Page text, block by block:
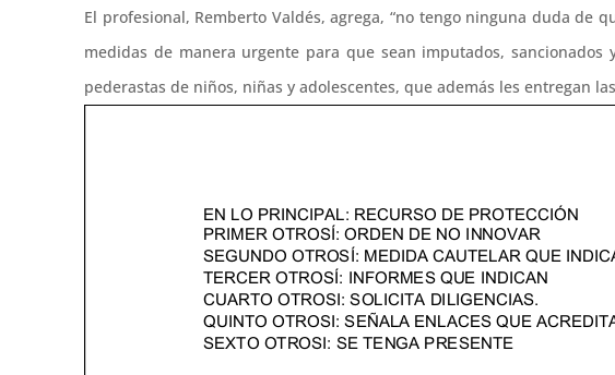
El profesional, Remberto Valdés, agrega, “no tengo ninguna duda de
medidas de manera urgente para que sean imputados, sancionados
pederastas de niños, niñas y adolescentes, que además les entregan